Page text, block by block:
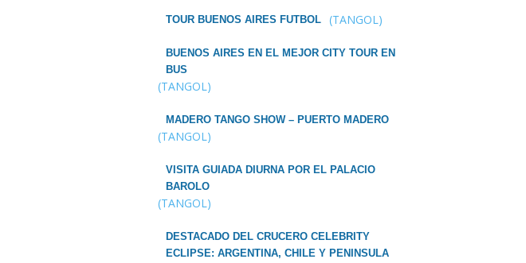
TOUR BUENOS AIRES FUTBOL (TANGOL)
BUENOS AIRES EN EL MEJOR CITY TOUR EN
BUS
(TANGOL)
MADERO TANGO SHOW – PUERTO MADERO
(TANGOL)
VISITA GUIADA DIURNA POR EL PALACIO
BAROLO
(TANGOL)
DESTACADO DEL CRUCERO CELEBRITY
ECLIPSE: ARGENTINA, CHILE Y PENINSULA